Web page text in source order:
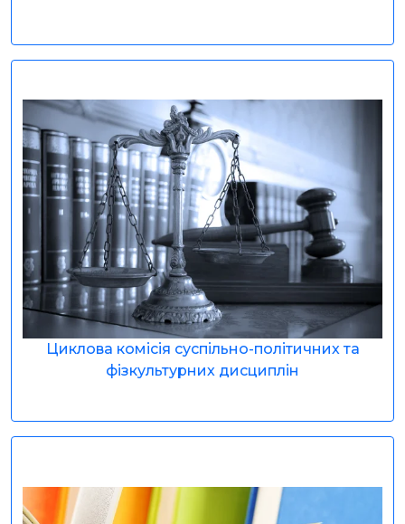
Циклова комісія суспільно-політичних та
фізкультурних дисциплін